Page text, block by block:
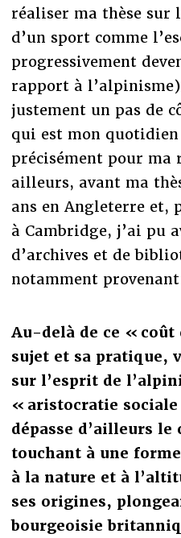
réaliser ma thèse sur
d’un sport comme
progressivement
rapport à
justement un pas de
qui est mon
précisément pour ma
ailleurs, avant ma
ans en Angleterre et,
à Cambridge, j’ai pu
d’archives et de
notamment
Au-delà de ce « coût
sujet et sa pratique,
sur l’esprit de
« aristocratie
dépasse d’ailleurs le
touchant à une
à la nature et à
ses origines,
bourgeoisie